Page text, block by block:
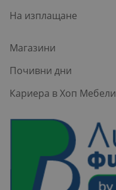
На изплащане
Магазини
Почивни дни
Кариера в Хоп Мебели